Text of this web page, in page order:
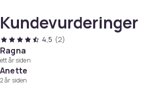
Farge
Mørkebrun
Artikkel nr.
0ddab62d-3efe-58df-adef-
Produktsikkerhetsinformasjon
Kundevurderinger
4,5 (2)
Ragna
ett år siden
Anette
2 år siden